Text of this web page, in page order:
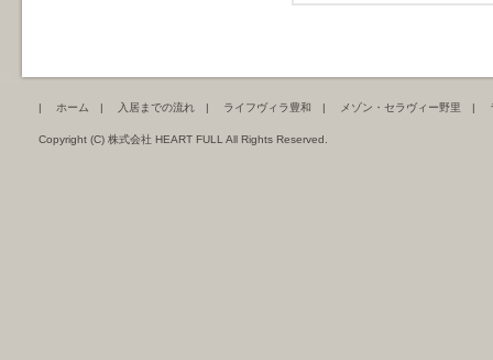
| ホーム | 入居までの流れ | ライフヴィラ豊和 | メゾン・セラヴィー野里 |
Copyright (C) 株式会社 HEART FULL All Rights Reserved.